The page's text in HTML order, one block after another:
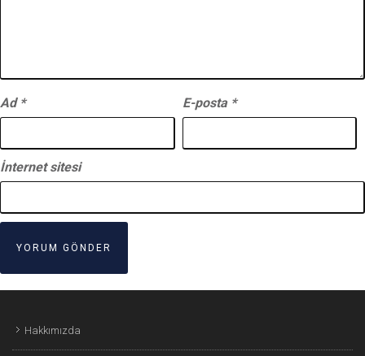
Ad * E-posta *
İnternet sitesi
Hakkımızda